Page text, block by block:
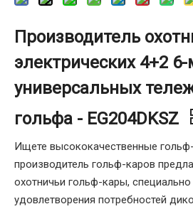
Производитель
электрических 4+2
универсальных
гольфа - EG204DKSZ
Ищете высококачественные
производитель гольф-каров
охотничьи гольф-кары,
удовлетворения потребностей